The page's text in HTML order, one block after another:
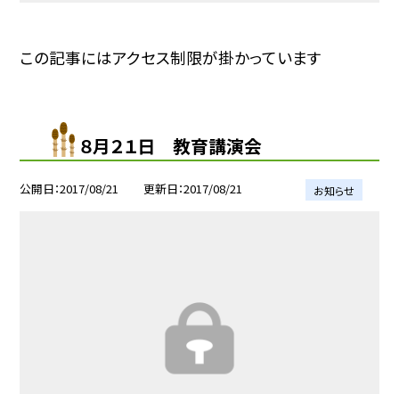
この記事にはアクセス制限が掛かっています
８月２１日 教育講演会
公開日 2017/08/21 更新日 2017/08/21 お知らせ